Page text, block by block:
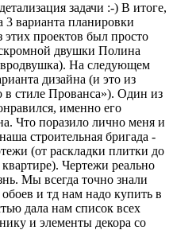
задачи :-) В итоге,
варианта планировки
проектов был просто
двушки Полина
На следующем
дизайна (и это из
в стиле Прованса»). Один из
именно его
Что поразило лично меня и
строительная бригада -
(от раскладки плитки до
Чертежи реально
Мы всегда точно знали
и тд нам надо купить в
дала нам список всех
и элементы декора со